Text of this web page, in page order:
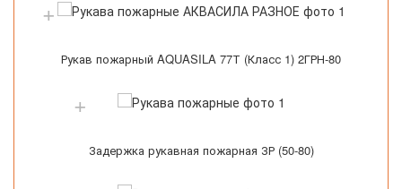
Рукав пожарный AQUASILA 77Т (Класс 1) 2ГРН-80
Задержка рукавная пожарная ЗР (50-80)